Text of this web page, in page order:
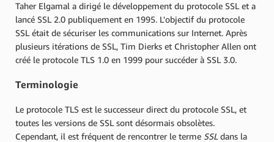
Taher Elgamal a dirigé le développement du protocole SSL et a
lancé SSL 2.0 publiquement en 1995. L'objectif du protocole
SSL était de sécuriser les communications sur Internet. Après
plusieurs itérations de SSL, Tim Dierks et Christopher Allen ont
créé le protocole TLS 1.0 en 1999 pour succéder à SSL 3.0.
Terminologie
Le protocole TLS est le successeur direct du protocole SSL, et
toutes les versions de SSL sont désormais obsolètes.
Cependant, il est fréquent de rencontrer le terme SSL dans la